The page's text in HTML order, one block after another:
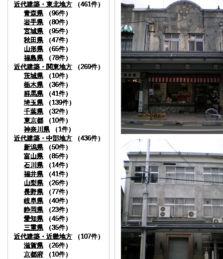
近代建築・東北地方 （461件）
青森県 （96件）
岩手県 （80件）
宮城県 （95件）
秋田県 （47件）
山形県 （65件）
福島県 （78件）
近代建築・関東地方 （269件）
茨城県 （10件）
栃木県 （36件）
群馬県 （41件）
埼玉県 （139件）
千葉県 （32件）
東京都 （10件）
神奈川県 （1件）
近代建築・中部地方 （436件）
新潟県 （50件）
富山県 （85件）
石川県 （14件）
福井県 （41件）
山梨県 （26件）
長野県 （77件）
岐阜県 （40件）
静岡県 （23件）
愛知県 （45件）
三重県 （35件）
近代建築・近畿地方 （107件）
滋賀県 （26件）
京都府 （10件）
近代建築・東北地方 （461件）
青森県 （96件）
岩手県 （80件）
宮城県 （95件）
秋田県 （47件）
山形県 （65件）
福島県 （78件）
近代建築・関東地方 （269件）
茨城県 （10件）
栃木県 （36件）
群馬県 （41件）
埼玉県 （139件）
千葉県 （32件）
東京都 （10件）
神奈川県 （1件）
近代建築・中部地方 （436件）
新潟県 （50件）
富山県 （85件）
石川県 （14件）
福井県 （41件）
山梨県 （26件）
長野県 （77件）
岐阜県 （40件）
静岡県 （23件）
愛知県 （45件）
三重県 （35件）
近代建築・近畿地方 （107件）
滋賀県 （26件）
京都府 （10件）
近代建築・東北地方 （461件）
青森県 （96件）
岩手県 （80件）
宮城県 （95件）
秋田県 （47件）
山形県 （65件）
福島県 （78件）
近代建築・関東地方 （269件）
茨城県 （10件）
栃木県 （36件）
群馬県 （41件）
埼玉県 （139件）
千葉県 （32件）
東京都 （10件）
神奈川県 （1件）
近代建築・中部地方 （436件）
新潟県 （50件）
富山県 （85件）
石川県 （14件）
福井県 （41件）
山梨県 （26件）
長野県 （77件）
岐阜県 （40件）
静岡県 （23件）
愛知県 （45件）
三重県 （35件）
近代建築・近畿地方 （107件）
滋賀県 （26件）
京都府 （10件）
近代建築・東北地方 （461件）
青森県 （96件）
岩手県 （80件）
宮城県 （95件）
秋田県 （47件）
山形県 （65件）
福島県 （78件）
近代建築・関東地方 （269件）
茨城県 （10件）
栃木県 （36件）
群馬県 （41件）
埼玉県 （139件）
千葉県 （32件）
東京都 （10件）
神奈川県 （1件）
近代建築・中部地方 （436件）
新潟県 （50件）
富山県 （85件）
石川県 （14件）
福井県 （41件）
山梨県 （26件）
長野県 （77件）
岐阜県 （40件）
静岡県 （23件）
愛知県 （45件）
三重県 （35件）
近代建築・近畿地方 （107件）
滋賀県 （26件）
京都府 （10件）
近代建築・東北地方 （461件）
青森県 （96件）
岩手県 （80件）
宮城県 （95件）
秋田県 （47件）
山形県 （65件）
福島県 （78件）
近代建築・関東地方 （269件）
茨城県 （10件）
栃木県 （36件）
群馬県 （41件）
埼玉県 （139件）
千葉県 （32件）
東京都 （10件）
神奈川県 （1件）
近代建築・中部地方 （436件）
新潟県 （50件）
富山県 （85件）
石川県 （14件）
福井県 （41件）
山梨県 （26件）
長野県 （77件）
岐阜県 （40件）
静岡県 （23件）
愛知県 （45件）
三重県 （35件）
近代建築・近畿地方 （107件）
滋賀県 （26件）
京都府 （10件）
近代建築・東北地方 （461件）
青森県 （96件）
岩手県 （80件）
宮城県 （95件）
秋田県 （47件）
山形県 （65件）
福島県 （78件）
近代建築・関東地方 （269件）
茨城県 （10件）
栃木県 （36件）
群馬県 （41件）
埼玉県 （139件）
千葉県 （32件）
東京都 （10件）
神奈川県 （1件）
近代建築・中部地方 （436件）
新潟県 （50件）
富山県 （85件）
石川県 （14件）
福井県 （41件）
山梨県 （26件）
長野県 （77件）
岐阜県 （40件）
静岡県 （23件）
愛知県 （45件）
三重県 （35件）
近代建築・近畿地方 （107件）
滋賀県 （26件）
京都府 （10件）
近代建築・東北地方 （461件）
青森県 （96件）
岩手県 （80件）
宮城県 （95件）
秋田県 （47件）
山形県 （65件）
福島県 （78件）
近代建築・関東地方 （269件）
茨城県 （10件）
栃木県 （36件）
群馬県 （41件）
埼玉県 （139件）
千葉県 （32件）
東京都 （10件）
神奈川県 （1件）
近代建築・中部地方 （436件）
新潟県 （50件）
富山県 （85件）
石川県 （14件）
福井県 （41件）
山梨県 （26件）
長野県 （77件）
岐阜県 （40件）
静岡県 （23件）
愛知県 （45件）
三重県 （35件）
近代建築・近畿地方 （107件）
滋賀県 （26件）
京都府 （10件）
近代建築・東北地方 （461件）
青森県 （96件）
岩手県 （80件）
宮城県 （95件）
秋田県 （47件）
山形県 （65件）
福島県 （78件）
近代建築・関東地方 （269件）
茨城県 （10件）
栃木県 （36件）
群馬県 （41件）
埼玉県 （139件）
千葉県 （32件）
東京都 （10件）
神奈川県 （1件）
近代建築・中部地方 （436件）
新潟県 （50件）
富山県 （85件）
石川県 （14件）
福井県 （41件）
山梨県 （26件）
長野県 （77件）
岐阜県 （40件）
静岡県 （23件）
愛知県 （45件）
三重県 （35件）
近代建築・近畿地方 （107件）
滋賀県 （26件）
京都府 （10件）
近代建築・東北地方 （461件）
青森県 （96件）
岩手県 （80件）
宮城県 （95件）
秋田県 （47件）
山形県 （65件）
福島県 （78件）
近代建築・関東地方 （269件）
茨城県 （10件）
栃木県 （36件）
群馬県 （41件）
埼玉県 （139件）
千葉県 （32件）
東京都 （10件）
神奈川県 （1件）
近代建築・中部地方 （436件）
新潟県 （50件）
富山県 （85件）
石川県 （14件）
福井県 （41件）
山梨県 （26件）
長野県 （77件）
岐阜県 （40件）
静岡県 （23件）
愛知県 （45件）
三重県 （35件）
近代建築・近畿地方 （107件）
滋賀県 （26件）
京都府 （10件）